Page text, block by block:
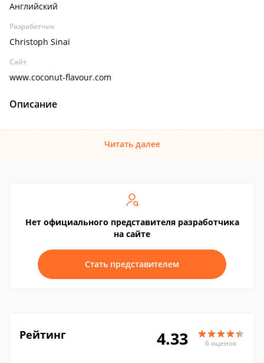
Английский
Разработчик
Christoph Sinai
Сайт
www.coconut-flavour.com
Описание
Читать далее
Нет официального представителя разработчика
на сайте
Стать представителем
Рейтинг 4.33 6 оценок